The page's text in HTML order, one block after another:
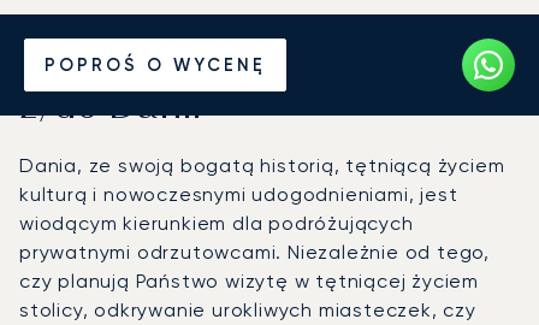
POPROŚ O WYCENĘ
Wynajmij jet prywatny
z/do Danii
Dania, ze swoją bogatą historią, tętniącą życiem
kulturą i nowoczesnymi udogodnieniami, jest
wiodącym kierunkiem dla podróżujących
prywatnymi odrzutowcami. Niezależnie od tego,
czy planują Państwo wizytę w tętniącej życiem
stolicy, odkrywanie urokliwych miasteczek, czy